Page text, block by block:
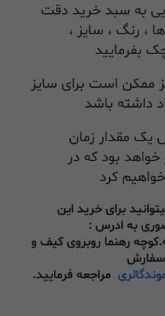
به سبد خرید دقت
، رنگ ، سایز ،
بفرمایید
ممکن است برای سایز
داشته باشد
یک مقدار زمان
بود که در
کرد
برای خرید این
به ادرس :
رهنما روبروی کیف و
سفارش
مراجعه فرمایید.